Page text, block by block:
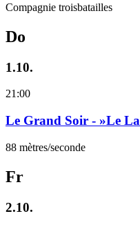
Compagnie troisbatailles
Do
1.10.
21:00
Le Grand Soir - »Le
88 mètres/seconde
Fr
2.10.